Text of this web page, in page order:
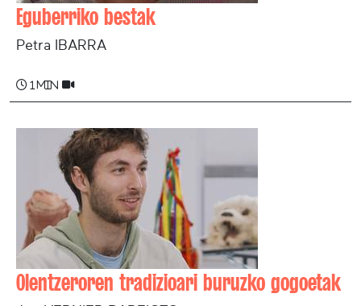
Eguberriko bestak
Petra IBARRA
1 min
Olentzeroren tradizioari buruzko gogoetak